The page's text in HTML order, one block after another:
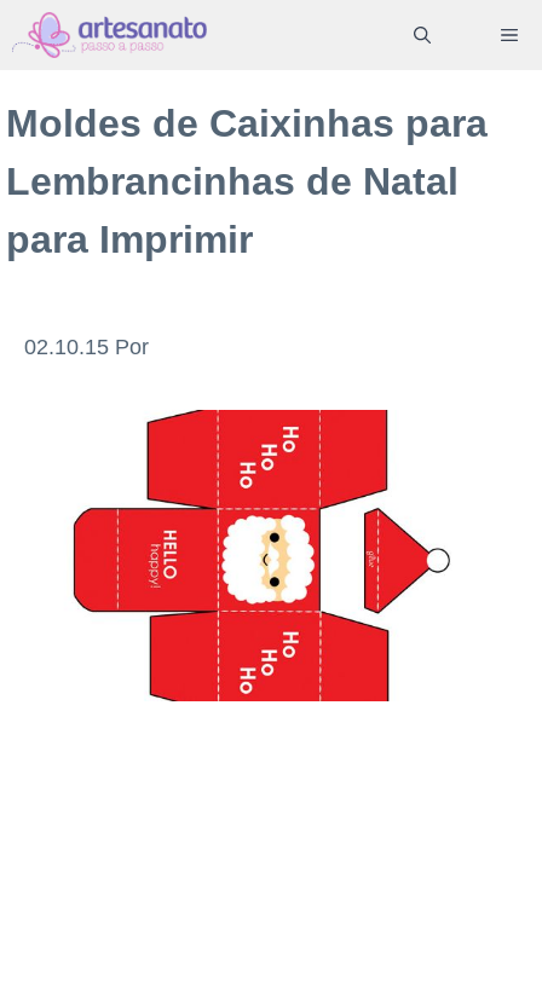
Pular
para
conteúdo
Moldes de Caixinhas para
Lembrancinhas de Natal
para Imprimir
02.10.15 Por